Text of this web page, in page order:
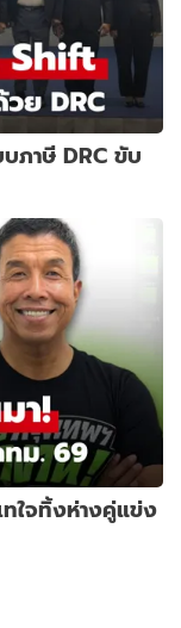
ภาษี DRC ขับ
ใจทิ้งห่างคู่แข่ง